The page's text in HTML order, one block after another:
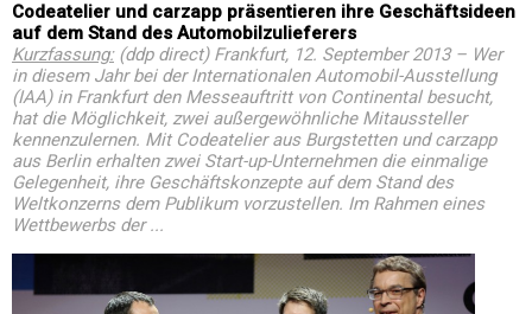
Codeatelier und carzapp präsentieren ihre Geschäftsideen
auf dem Stand des Automobilzulieferers
Kurzfassung:(ddp direct) Frankfurt, 12. September 2013 – Wer
in diesem Jahr bei der Internationalen Automobil-Ausstellung
(IAA) in Frankfurt den Messeauftritt von Continental besucht,
hat die Möglichkeit, zwei außergewöhnliche Mitaussteller
kennenzulernen. Mit Codeatelier aus Burgstetten und carzapp
aus Berlin erhalten zwei Start-up-Unternehmen die einmalige
Gelegenheit, ihre Geschäftskonzepte auf dem Stand des
Weltkonzerns dem Publikum vorzustellen. Im Rahmen eines
Wettbewerbs der ...